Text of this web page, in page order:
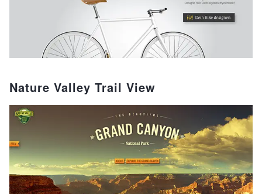
Nature Valley Trail View